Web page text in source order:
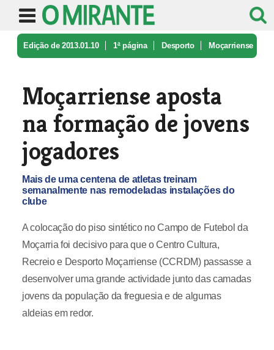
Edição de 2013.01.10 1ª página Desporto Moçarriense
Moçarriense aposta
na formação de jovens
jogadores
Mais de uma centena de atletas treinam
semanalmente nas remodeladas instalações do
clube
A colocação do piso sintético no Campo de Futebol da
Moçarria foi decisivo para que o Centro Cultura,
Recreio e Desporto Moçarriense (CCRDM) passasse a
desenvolver uma grande actividade junto das camadas
jovens da população da freguesia e de algumas
aldeias em redor.